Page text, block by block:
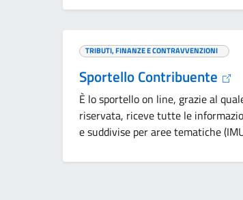
TRIBUTI, FINANZE E CONTRAVVENZIONI
Sportello Contribuente
È lo sportello on line, grazie al
riservata, riceve tutte le
e suddivise per aree tematiche